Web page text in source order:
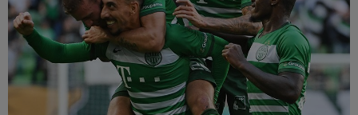
Hírek
Labdarúgás